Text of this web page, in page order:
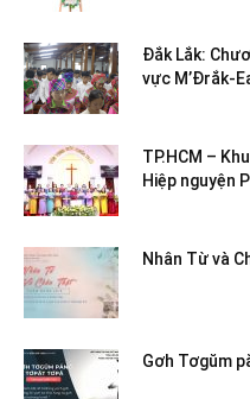
Đắk Lắk:
vực M’Đrắk-
TP.HCM –
Hiệp nguyện
Nhân Từ và
Gơh Tơgŭm